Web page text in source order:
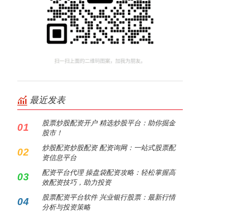
最近发表
01
股票炒股配资开户 精选炒股平台：助你掘金
股市！
02
炒股配资炒股配资 配资询网：一站式股票配
资信息平台
03
配资平台代理 操盘袋配资攻略：轻松掌握高
效配资技巧，助力投资
04
股票配资平台软件 兴业银行股票：最新行情
分析与投资策略